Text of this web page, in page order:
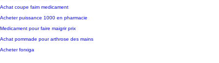
Achat coupe faim medicament
Acheter puissance 1000 en pharmacie
Medicament pour faire maigrir prix
Achat pommade pour arthrose des mains
Acheter forxiga